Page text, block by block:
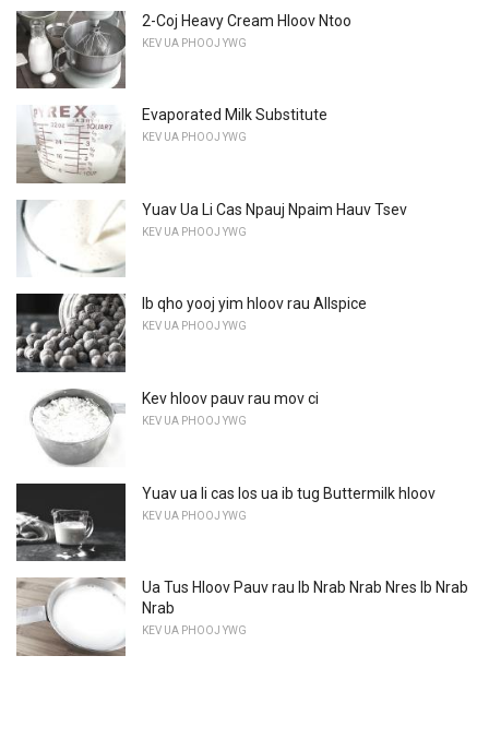
2-Coj Heavy Cream Hloov Ntoo
KEV UA PHOOJ YWG
Evaporated Milk Substitute
KEV UA PHOOJ YWG
Yuav Ua Li Cas Npauj Npaim Hauv Tsev
KEV UA PHOOJ YWG
Ib qho yooj yim hloov rau Allspice
KEV UA PHOOJ YWG
Kev hloov pauv rau mov ci
KEV UA PHOOJ YWG
Yuav ua li cas los ua ib tug Buttermilk hloov
KEV UA PHOOJ YWG
Ua Tus Hloov Pauv rau Ib Nrab Nrab Nres Ib Nrab
Nrab
KEV UA PHOOJ YWG